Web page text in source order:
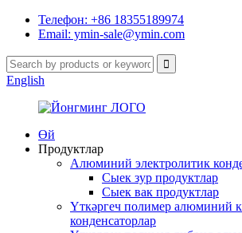
Телефон: +86 18355189974
Email: ymin-sale@ymin.com
English
Өй
Продуктлар
Алюминий электролитик
Сыек зур продуктлар
Сыек вак продуктлар
Үткәргеч полимер алюминий
конденсаторлар